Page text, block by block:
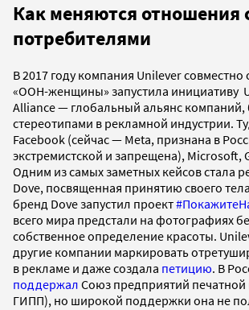
Как меняются отношения
потребителями
В 2017 году компания Unilever совместно
«ООН-женщины» запустила инициативу
Alliance — глобальный альянс
стереотипами в рекламной индустрии.
Facebook (сейчас — Meta, признана в
экстремистской и запрещена), Microsoft,
Одним из самых заметных кейсов стала
Dove, посвященная принятию своего
бренд Dove запустил проект
всего мира предстали на фотографиях
собственное определение красоты.
другие компании маркировать
в рекламе и даже создала петицию. В
поддержал Союз предприятий
ГИПП), но широкой поддержки она не